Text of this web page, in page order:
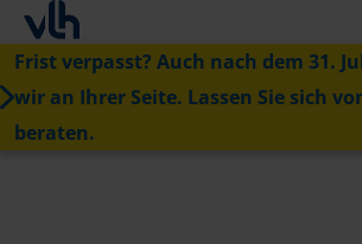
Frist verpasst? Auch nach dem 31.
wir an Ihrer Seite. Lassen Sie sich
beraten.